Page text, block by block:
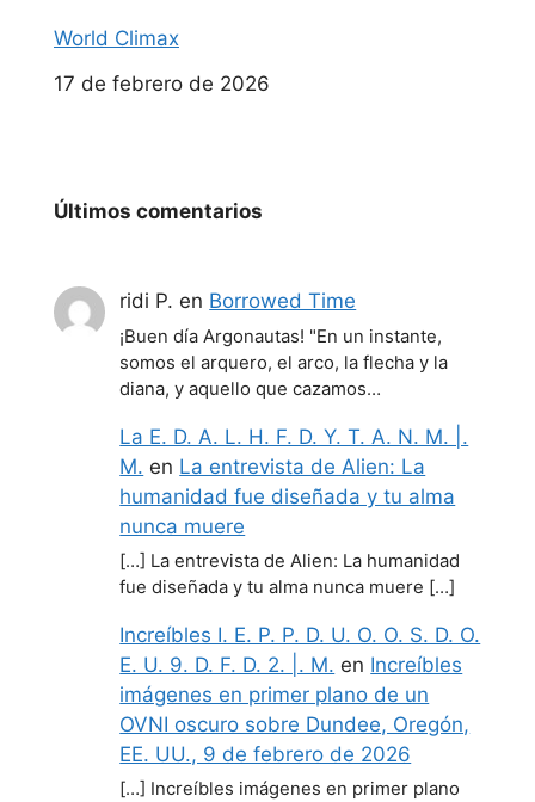
World Climax
Fecha
17 de febrero de 2026
Últimos comentarios
ridi P. en Borrowed Time
¡Buen día Argonautas! "En un instante,
somos el arquero, el arco, la flecha y la
diana, y aquello que cazamos…
La E. D. A. L. H. F. D. Y. T. A. N. M. |.
M. en La entrevista de Alien: La
humanidad fue diseñada y tu alma
nunca muere
[…] La entrevista de Alien: La humanidad
fue diseñada y tu alma nunca muere […]
Increíbles I. E. P. P. D. U. O. O. S. D. O.
E. U. 9. D. F. D. 2. |. M. en Increíbles
imágenes en primer plano de un
OVNI oscuro sobre Dundee, Oregón,
EE. UU., 9 de febrero de 2026
[…] Increíbles imágenes en primer plano